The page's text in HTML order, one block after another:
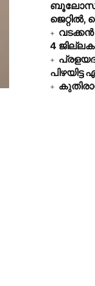
ബൂലോസ്
ജെറ്റിൽ,
വടക്കൻ
4